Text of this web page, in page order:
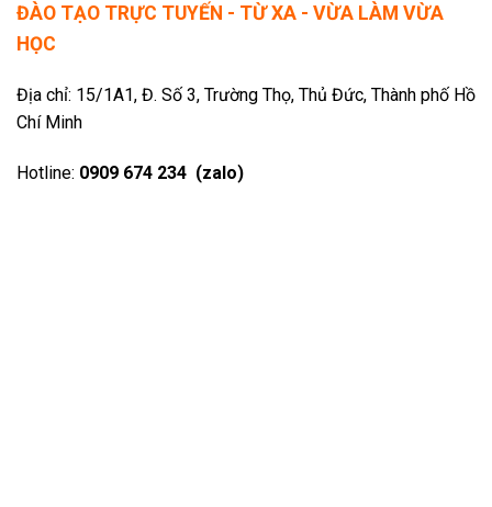
ĐÀO TẠO TRỰC TUYẾN - TỪ XA - VỪA LÀM VỪA
HỌC
Địa chỉ: 15/1A1, Đ. Số 3, Trường Thọ, Thủ Đức, Thành phố Hồ
Chí Minh
Hotline: 0909 674 234 (zalo)